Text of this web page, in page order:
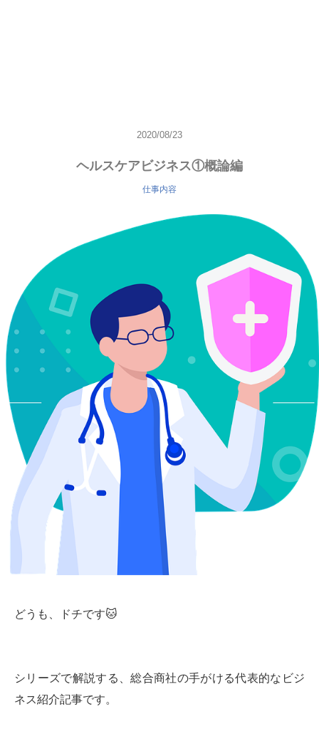
2020/08/23
ヘルスケアビジネス①概論編
仕事内容
どうも、ドチです🐱
シリーズで解説する、総合商社の手がける代表的なビジ
ネス紹介記事です。